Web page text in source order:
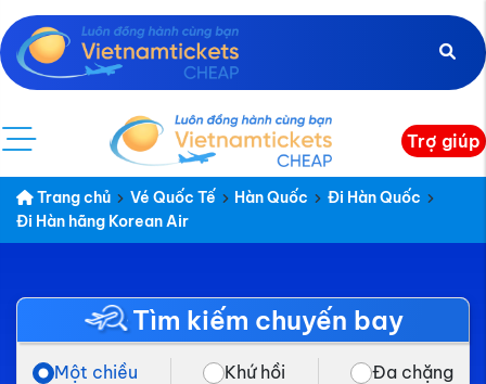
Trợ giúp
Trang chủ Vé Quốc Tế Hàn Quốc
Đi Hàn Quốc
Đi Hàn hãng Korean Air
Tìm kiếm chuyến bay
Một chiều Khứ hồi Đa chặng